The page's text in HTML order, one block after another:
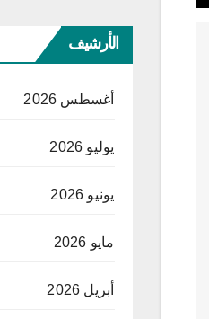
الأرشيف
أغسطس 2026
يوليو 2026
يونيو 2026
مايو 2026
أبريل 2026